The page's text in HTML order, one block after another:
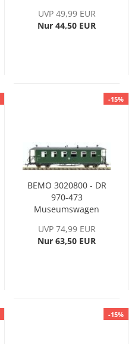
UVP 49,99 EUR
Nur 44,50 EUR
-15%
BEMO 3020800 - DR
970-473
Museumswagen
UVP 74,99 EUR
Nur 63,50 EUR
-15%